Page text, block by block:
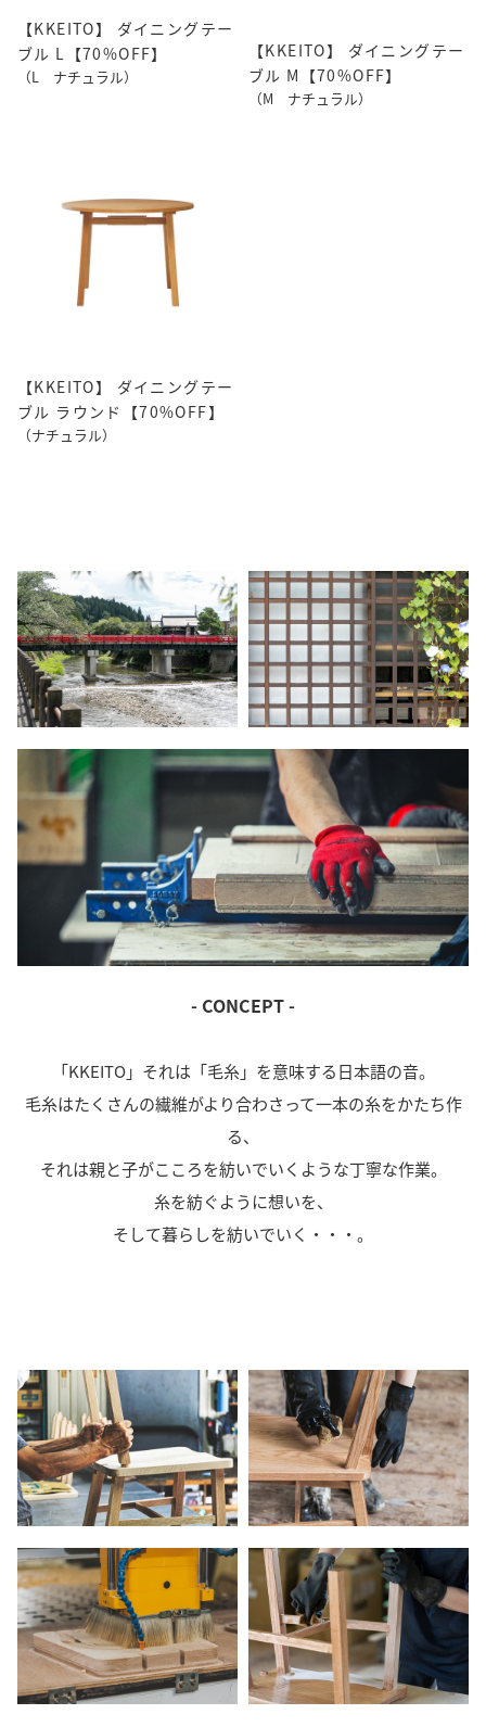
【KKEITO】 ダイニングテー
ブル L【70%OFF】
（L ナチュラル）
【KKEITO】 ダイニングテー
ブル M【70%OFF】
（M ナチュラル）
【KKEITO】 ダイニングテー
ブル ラウンド【70%OFF】
（ナチュラル）
- CONCEPT -
「KKEITO」それは「毛糸」を意味する日本語の音。
毛糸はたくさんの繊維がより合わさって一本の糸をかたち作
る、
それは親と子がこころを紡いでいくような丁寧な作業。
糸を紡ぐように想いを、
そして暮らしを紡いでいく・・・。